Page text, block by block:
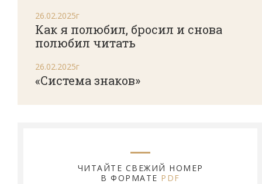
26.02.2025г
Как я полюбил, бросил и снова
полюбил читать
26.02.2025г
«Система знаков»
ЧИТАЙТЕ СВЕЖИЙ НОМЕР
В ФОРМАТЕ PDF